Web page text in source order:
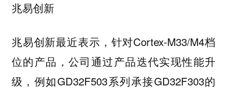
兆易创新
兆易创新最近表示，针对Cortex-M33/M4档
位的产品，公司通过产品迭代实现性能升
级，例如GD32F503系列承接GD32F303的